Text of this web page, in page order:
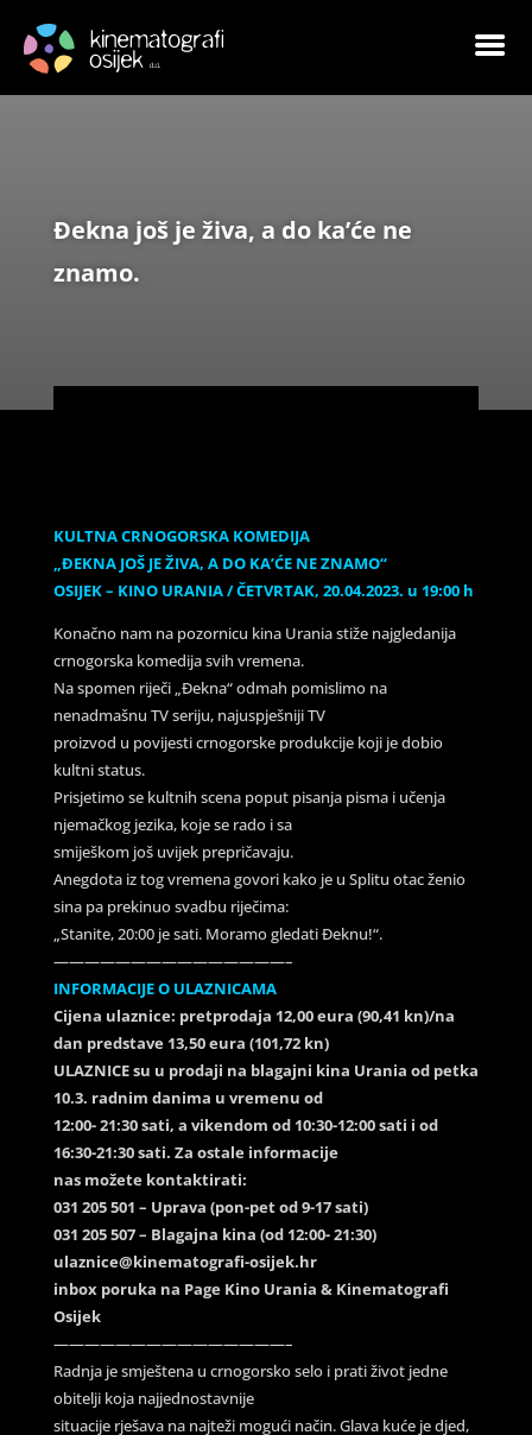
Đekna još je živa, a do ka’će ne
znamo.
KULTNA CRNOGORSKA KOMEDIJA
„ĐEKNA JOŠ JE ŽIVA, A DO KA’ĆE NE ZNAMO“
OSIJEK – KINO URANIA / ČETVRTAK, 20.04.2023. u 19:00 h
Konačno nam na pozornicu kina Urania stiže najgledanija
crnogorska komedija svih vremena.
Na spomen riječi „Đekna“ odmah pomislimo na
nenadmašnu TV seriju, najuspješniji TV
proizvod u povijesti crnogorske produkcije koji je dobio
kultni status.
Prisjetimo se kultnih scena poput pisanja pisma i učenja
njemačkog jezika, koje se rado i sa
smiješkom još uvijek prepričavaju.
Anegdota iz tog vremena govori kako je u Splitu otac ženio
sina pa prekinuo svadbu riječima:
„Stanite, 20:00 je sati. Moramo gledati Đeknu!“.
———————————————–
INFORMACIJE O ULAZNICAMA
Cijena ulaznice: pretprodaja 12,00 eura (90,41 kn)/na
dan predstave 13,50 eura (101,72 kn)
ULAZNICE su u prodaji na blagajni kina Urania od petka
10.3. radnim danima u vremenu od
12:00- 21:30 sati, a vikendom od 10:30-12:00 sati i od
16:30-21:30 sati. Za ostale informacije
nas možete kontaktirati:
031 205 501 – Uprava (pon-pet od 9-17 sati)
031 205 507 – Blagajna kina (od 12:00- 21:30)
ulaznice@kinematografi-osijek.hr
inbox poruka na Page Kino Urania & Kinematografi
Osijek
———————————————–
Radnja je smještena u crnogorsko selo i prati život jedne
obitelji koja najjednostavnije
situacije rješava na najteži mogući način. Glava kuće je djed,